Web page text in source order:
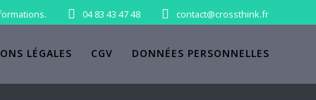
04 83 43 47 48 contact@crossthink.fr
LÉGALES CGV DONNÉES PERSONNELLES